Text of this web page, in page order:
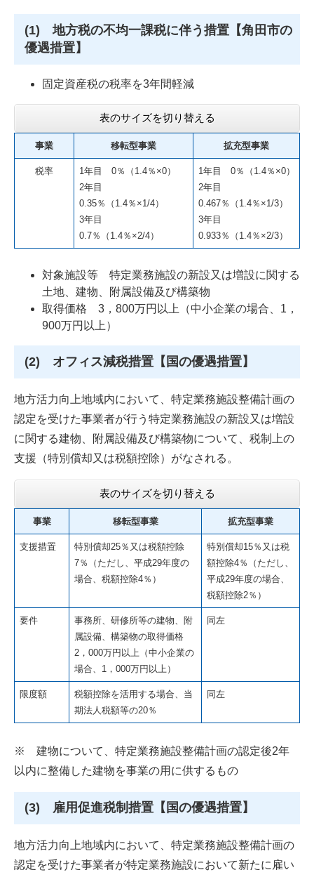
(1) 地方税の不均一課税に伴う措置【角田市の
優遇措置】
固定資産税の税率を3年間軽減
表のサイズを切り替える
事業 移転型事業 拡充型事業
税率
1年目 0％（1.4％×0）
2年目
0.35％（1.4％×1/4）
3年目
0.7％（1.4％×2/4）
1年目 0％（1.4％×0）
2年目
0.467％（1.4％×1/3）
3年目
0.933％（1.4％×2/3）
対象施設等 特定業務施設の新設又は増設に関する
土地、建物、附属設備及び構築物
取得価格 3，800万円以上（中小企業の場合、1，
900万円以上）
(2) オフィス減税措置【国の優遇措置】
地方活力向上地域内において、特定業務施設整備計画の
認定を受けた事業者が行う特定業務施設の新設又は増設
に関する建物、附属設備及び構築物について、税制上の
支援（特別償却又は税額控除）がなされる。
表のサイズを切り替える
事業 移転型事業 拡充型事業
支援措置
特別償却25％又は税額控除
7％（ただし、平成29年度の
場合、税額控除4％）
特別償却15％又は税
額控除4％（ただし、
平成29年度の場合、
税額控除2％）
要件
事務所、研修所等の建物、附
属設備、構築物の取得価格
2，000万円以上（中小企業の
場合、1，000万円以上）
同左
限度額
税額控除を活用する場合、当
期法人税額等の20％
同左
※ 建物について、特定業務施設整備計画の認定後2年
以内に整備した建物を事業の用に供するもの
(3) 雇用促進税制措置【国の優遇措置】
地方活力向上地域内において、特定業務施設整備計画の
認定を受けた事業者が特定業務施設において新たに雇い